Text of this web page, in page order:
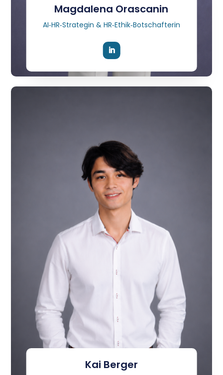
Magdalena Orascanin
AI‑HR‑Strategin & HR‑Ethik‑Botschafterin
Kai Berger